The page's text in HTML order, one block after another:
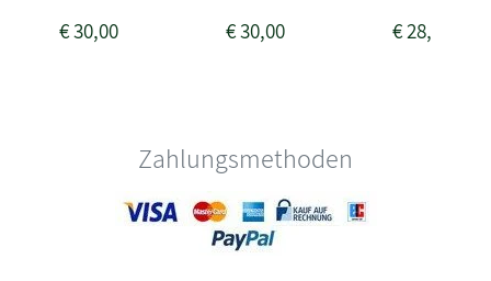
€30,00 €30,00 €28,00
Zahlungsmethoden